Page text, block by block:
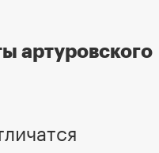
артуровского